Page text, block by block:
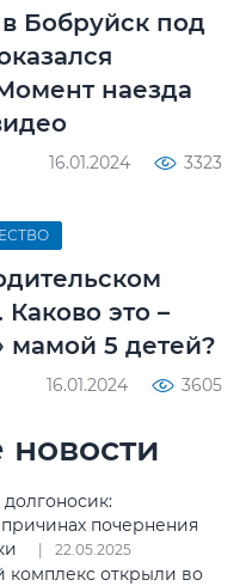
Бобруйск под
наезда
16.01.2024 3323
Каково это –
мамой 5 детей?
16.01.2024 3605
почернения
22.05.2025
комплекс открыли во